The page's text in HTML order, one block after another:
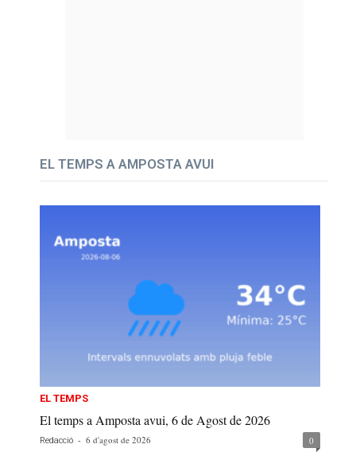
EL TEMPS A AMPOSTA AVUI
EL TEMPS
El temps a Amposta avui, 6 de Agost de 2026
Redacció - 6 d'agost de 2026 0